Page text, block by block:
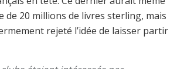
de 20 millions de livres sterling, mais
rejeté l’idée de laisser partir